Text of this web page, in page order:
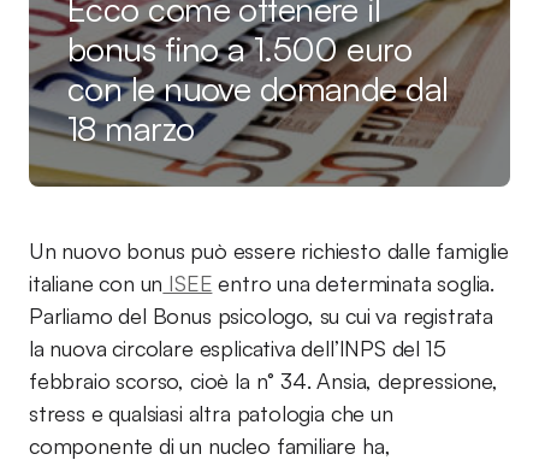
Ecco come ottenere il
bonus fino a 1.500 euro
con le nuove domande dal
18 marzo
Un nuovo bonus può essere richiesto dalle famiglie
italiane con un ISEE entro una determinata soglia.
Parliamo del Bonus psicologo, su cui va registrata
la nuova circolare esplicativa dell’INPS del 15
febbraio scorso, cioè la n° 34. Ansia, depressione,
stress e qualsiasi altra patologia che un
componente di un nucleo familiare ha,